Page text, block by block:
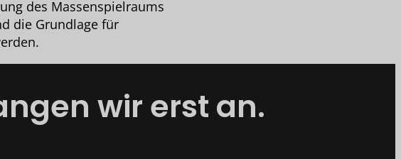
des Massenspielraums
die Grundlage für
wir erst an.